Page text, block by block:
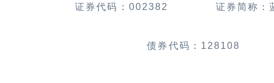
证券代码： 002382 证券简称：
债券代码：